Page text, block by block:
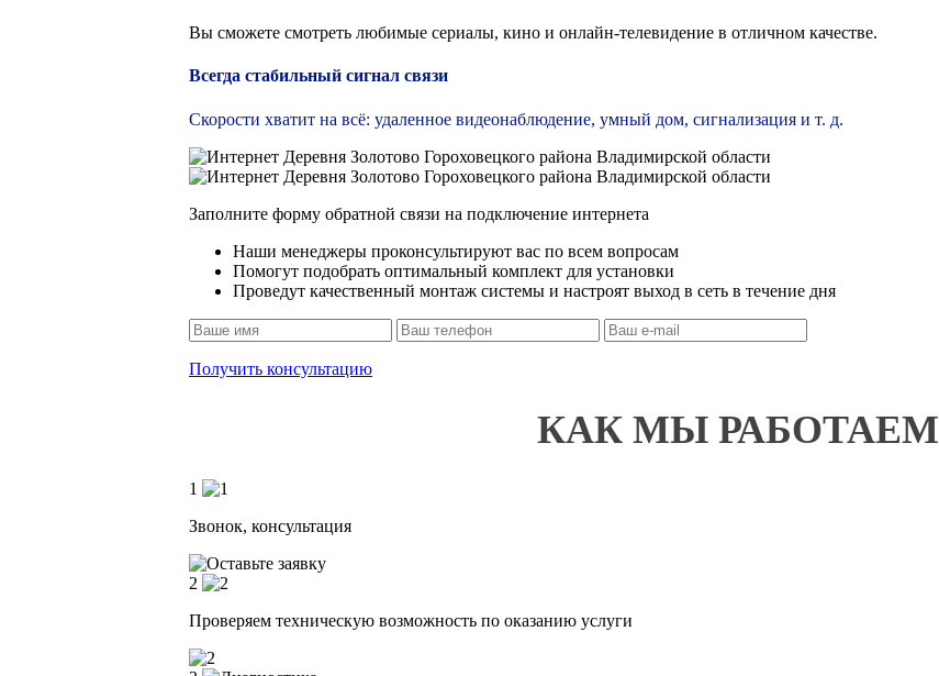
Вы сможете смотреть любимые сериалы, кино и онлайн-телевидение в отличном качестве.
Всегда стабильный сигнал связи
Скорости хватит на всё: удаленное видеонаблюдение, умный дом, сигнализация и т. д.
Заполните форму обратной связи на подключение интернета
Наши менеджеры проконсультируют вас по всем вопросам
Помогут подобрать оптимальный комплект для установки
Проведут качественный монтаж системы и настроят выход в сеть в течение дня
Получить консультацию
КАК МЫ РАБОТАЕМ
1
Звонок, консультация
2
Проверяем техническую возможность по оказанию услуги